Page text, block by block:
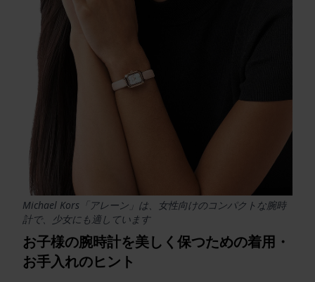
Michael Kors「アレーン」は、女性向けのコンパクトな腕時
計で、少女にも適しています
お子様の腕時計を美しく保つための着用・
お手入れのヒント